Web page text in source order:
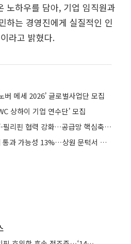
노하우를 담아, 기업 임직원과
하는 경영진에게 실질적인 인
라고 밝혔다.
버 메세 2026’ 글로벌사업단 모집
상하이 기업 연수단’ 모집
류진 한경협 회장 “韓”-필리핀 협력 강화…공급망 핵심축 될 것“
美 클래리티 법안 연내 통과 가능성 13%…상원 문턱서 제동